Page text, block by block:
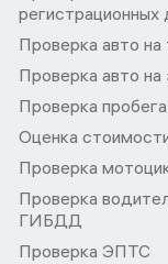
регистрационных
Проверка авто на
Проверка авто на
Проверка
Оценка
Проверка
Проверка
ГИБДД
Проверка ЭПТС